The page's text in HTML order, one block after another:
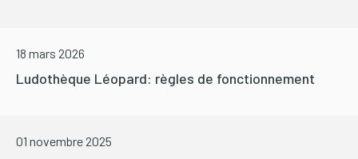
Ludothèque Léopard: règles de fonctionnement
18 mars 2026
01 novembre 2025